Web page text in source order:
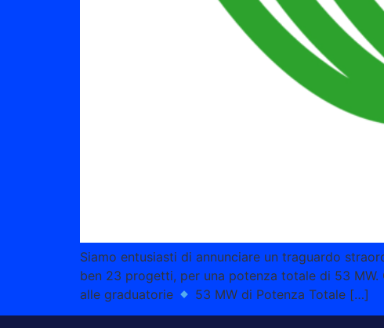
Siamo entusiasti di annunciare un traguardo
ben 23 progetti, per una potenza totale di 53
alle graduatorie
53 MW di Potenza Totale […]